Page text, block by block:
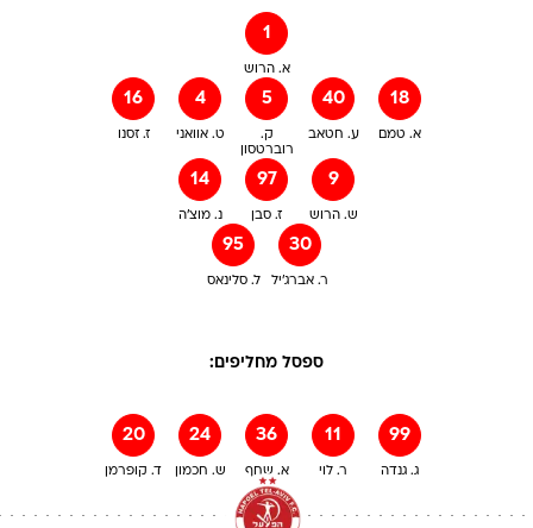
1
א. הרוש
16
ז. זסנו
4
ט. אוואני
5
ק.
רוברטסון
40
ע. חטאב
18
א. טמם
14
נ. מוצ'ה
97
ז. סבן
9
ש. הרוש
95
ל. סלינאס
30
ר. אברג'יל
ספסל מחליפים:
20
ד. קופרמן
24
ש. חכמון
36
א. שחף
11
ר. לוי
99
ג. גנדה